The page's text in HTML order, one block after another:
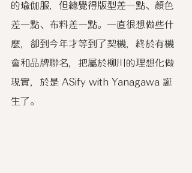
的瑜伽服，但總覺得版型差一點、顏色
差一點、布料差一點。一直很想做些什
麼，卻到今年才等到了契機，終於有機
會和品牌聯名，把屬於柳川的理想化做
現實，於是 ASify with Yanagawa 誕
生了。